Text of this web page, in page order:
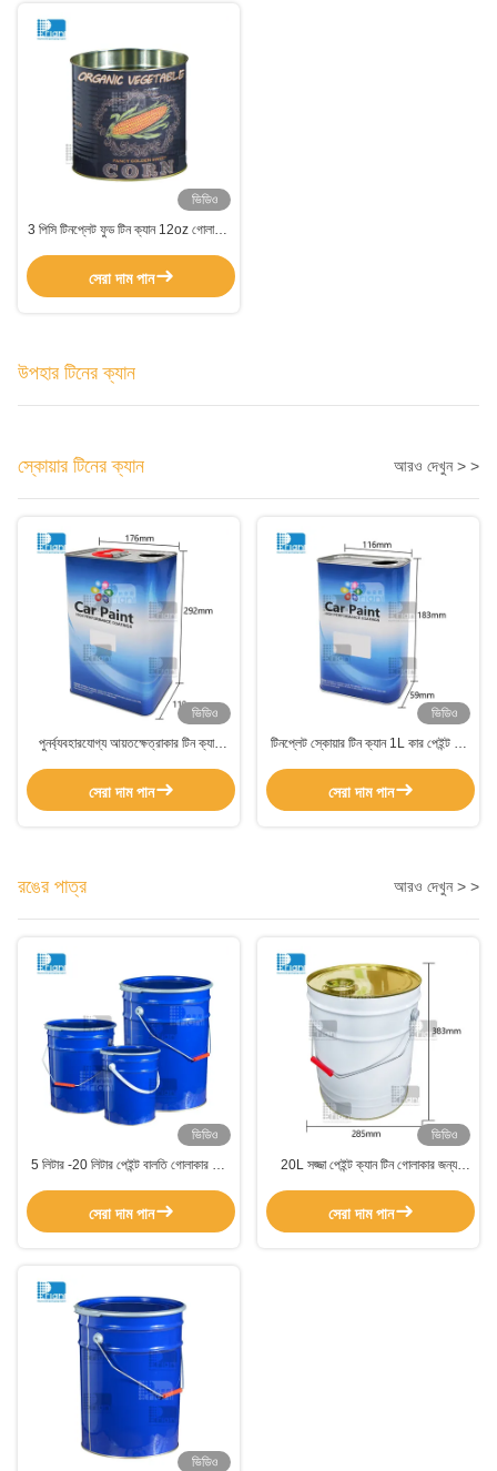
ভিডিও
3 পিসি টিনপ্লেট ফুড টিন ক্যান 12oz গোলাকার
সেরা দাম পান
উপহার টিনের ক্যান
স্কোয়ার টিনের ক্যান আরও দেখুন > >
ভিডিও
পুনর্ব্যবহারযোগ্য আয়তক্ষেত্রাকার টিন ক্যান
সাথে টানুন ids াকনা
সেরা দাম পান
ভিডিও
টিনপ্লেট স্কোয়ার টিন ক্যান 1L কার পেইন্ট টিন
সেরা দাম পান
রঙের পাত্র আরও দেখুন > >
ভিডিও
5 লিটার -20 লিটার পেইন্ট বালতি গোলাকার ধাতু
সেরা দাম পান
ভিডিও
20L সজ্জা পেইন্ট ক্যান টিন গোলাকার জন্য
সেরা দাম পান
ভিডিও